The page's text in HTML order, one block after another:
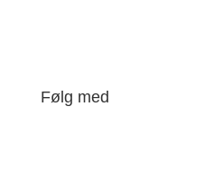
Følg med